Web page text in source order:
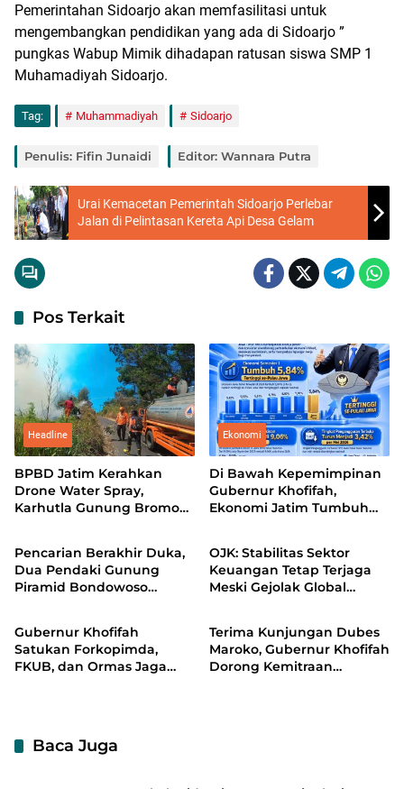
Pemerintahan Sidoarjo akan memfasilitasi untuk
mengembangkan pendidikan yang ada di Sidoarjo ”
pungkas Wabup Mimik dihadapan ratusan siswa SMP 1
Muhamadiyah Sidoarjo.
Tag: Muhammadiyah Sidoarjo
Penulis: Fifin Junaidi Editor: Wannara Putra
Urai Kemacetan Pemerintah Sidoarjo Perlebar
Jalan di Pelintasan Kereta Api Desa Gelam
Pos Terkait
Headline
BPBD Jatim Kerahkan
Drone Water Spray,
Karhutla Gunung Bromo
Ekonomi
Di Bawah Kepemimpinan
Gubernur Khofifah,
Ekonomi Jatim Tumbuh
Headline
Pencarian Berakhir Duka,
Dua Pendaki Gunung
Piramid Bondowoso
Ekonomi
OJK: Stabilitas Sektor
Keuangan Tetap Terjaga
Meski Gejolak Global
Headline
Gubernur Khofifah
Satukan Forkopimda,
FKUB, dan Ormas Jaga
Headline
Terima Kunjungan Dubes
Maroko, Gubernur Khofifah
Dorong Kemitraan
Baca Juga